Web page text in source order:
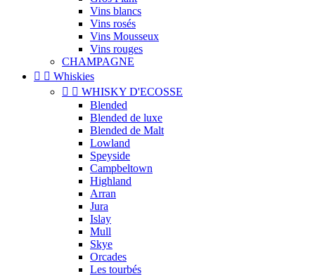
Vins blancs
Vins rosés
Vins Mousseux
Vins rouges
CHAMPAGNE
  Whiskies
  WHISKY D'ECOSSE
Blended
Blended de luxe
Blended de Malt
Lowland
Speyside
Campbeltown
Highland
Arran
Jura
Islay
Mull
Skye
Orcades
Les tourbés